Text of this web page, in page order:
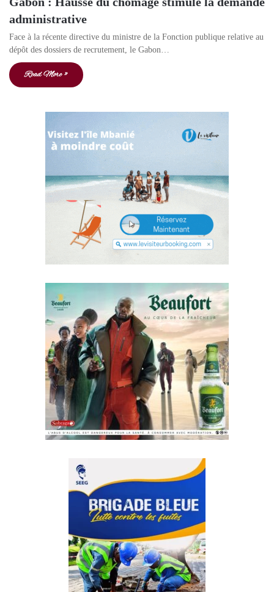
administrative
Face à la récente directive du ministre de la Fonction publique relative au
dépôt des dossiers de recrutement, le Gabon…
Read More »